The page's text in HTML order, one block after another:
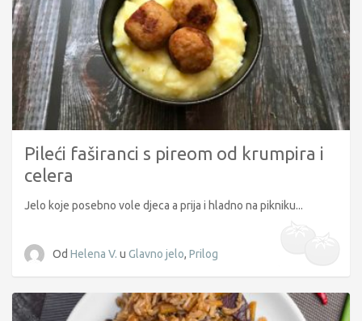
Pileći faširanci s pireom od krumpira i
celera
Jelo koje posebno vole djeca a prija i hladno na pikniku...
Od Helena V. u Glavno jelo, Prilog